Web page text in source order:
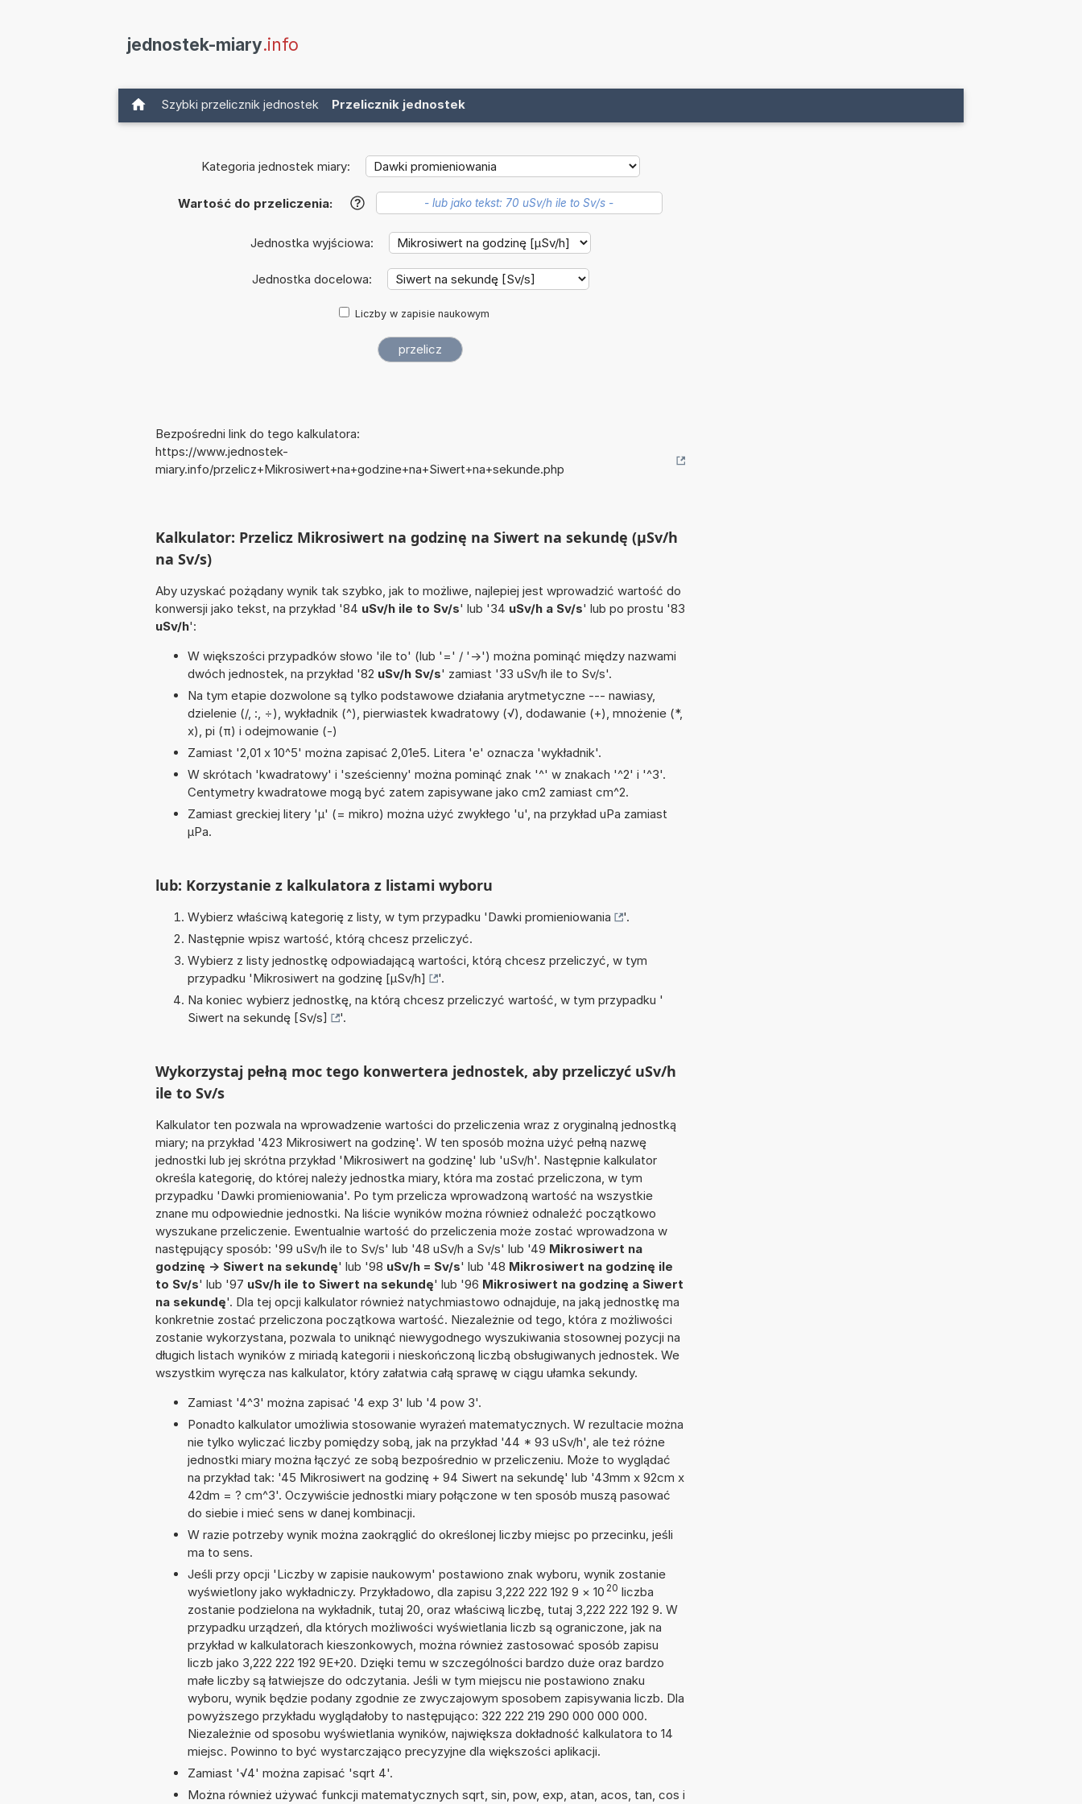
jednostek-miary.info
Szybki przelicznik jednostek Przelicznik jednostek
Kategoria jednostek miary:
Wartość do przeliczenia: ?
Jednostka wyjściowa:
Jednostka docelowa:
Liczby w zapisie naukowym
Bezpośredni link do tego kalkulatora:
https://www.jednostek-
miary.info/przelicz+Mikrosiwert+na+godzine+na+Siwert+na+sekunde.php
Kalkulator: Przelicz Mikrosiwert na godzinę na Siwert na sekundę (µSv/h
na Sv/s)
Aby uzyskać pożądany wynik tak szybko, jak to możliwe, najlepiej jest wprowadzić wartość do
konwersji jako tekst, na przykład '84 uSv/h ile to Sv/s' lub '34 uSv/h a Sv/s' lub po prostu '83
uSv/h':
W większości przypadków słowo 'ile to' (lub '=' / '->') można pominąć między nazwami
dwóch jednostek, na przykład '82 uSv/h Sv/s' zamiast '33 uSv/h ile to Sv/s'.
Na tym etapie dozwolone są tylko podstawowe działania arytmetyczne --- nawiasy,
dzielenie (/, :, ÷), wykładnik (^), pierwiastek kwadratowy (√), dodawanie (+), mnożenie (*,
x), pi (π) i odejmowanie (-)
Zamiast '2,01 x 10^5' można zapisać 2,01e5. Litera 'e' oznacza 'wykładnik'.
W skrótach 'kwadratowy' i 'sześcienny' można pominąć znak '^' w znakach '^2' i '^3'.
Centymetry kwadratowe mogą być zatem zapisywane jako cm2 zamiast cm^2.
Zamiast greckiej litery 'µ' (= mikro) można użyć zwykłego 'u', na przykład uPa zamiast
µPa.
lub: Korzystanie z kalkulatora z listami wyboru
Wybierz właściwą kategorię z listy, w tym przypadku 'Dawki promieniowania
'.
Następnie wpisz wartość, którą chcesz przeliczyć.
Wybierz z listy jednostkę odpowiadającą wartości, którą chcesz przeliczyć, w tym
przypadku 'Mikrosiwert na godzinę [µSv/h]
'.
Na koniec wybierz jednostkę, na którą chcesz przeliczyć wartość, w tym przypadku '
Siwert na sekundę [Sv/s]
'.
Wykorzystaj pełną moc tego konwertera jednostek, aby przeliczyć uSv/h
ile to Sv/s
Kalkulator ten pozwala na wprowadzenie wartości do przeliczenia wraz z oryginalną jednostką
miary; na przykład '423 Mikrosiwert na godzinę'. W ten sposób można użyć pełną nazwę
jednostki lub jej skrótna przykład 'Mikrosiwert na godzinę' lub 'uSv/h'. Następnie kalkulator
określa kategorię, do której należy jednostka miary, która ma zostać przeliczona, w tym
przypadku 'Dawki promieniowania'. Po tym przelicza wprowadzoną wartość na wszystkie
znane mu odpowiednie jednostki. Na liście wyników można również odnaleźć początkowo
wyszukane przeliczenie. Ewentualnie wartość do przeliczenia może zostać wprowadzona w
następujący sposób: '99 uSv/h ile to Sv/s' lub '48 uSv/h a Sv/s' lub '49 Mikrosiwert na
godzinę -> Siwert na sekundę' lub '98 uSv/h = Sv/s' lub '48 Mikrosiwert na godzinę ile
to Sv/s' lub '97 uSv/h ile to Siwert na sekundę' lub '96 Mikrosiwert na godzinę a Siwert
na sekundę'. Dla tej opcji kalkulator również natychmiastowo odnajduje, na jaką jednostkę ma
konkretnie zostać przeliczona początkowa wartość. Niezależnie od tego, która z możliwości
zostanie wykorzystana, pozwala to uniknąć niewygodnego wyszukiwania stosownej pozycji na
długich listach wyników z miriadą kategorii i nieskończoną liczbą obsługiwanych jednostek. We
wszystkim wyręcza nas kalkulator, który załatwia całą sprawę w ciągu ułamka sekundy.
Zamiast '4^3' można zapisać '4 exp 3' lub '4 pow 3'.
Ponadto kalkulator umożliwia stosowanie wyrażeń matematycznych. W rezultacie można
nie tylko wyliczać liczby pomiędzy sobą, jak na przykład '44 * 93 uSv/h', ale też różne
jednostki miary można łączyć ze sobą bezpośrednio w przeliczeniu. Może to wyglądać
na przykład tak: '45 Mikrosiwert na godzinę + 94 Siwert na sekundę' lub '43mm x 92cm x
42dm = ? cm^3'. Oczywiście jednostki miary połączone w ten sposób muszą pasować
do siebie i mieć sens w danej kombinacji.
W razie potrzeby wynik można zaokrąglić do określonej liczby miejsc po przecinku, jeśli
ma to sens.
Jeśli przy opcji 'Liczby w zapisie naukowym' postawiono znak wyboru, wynik zostanie
wyświetlony jako wykładniczy. Przykładowo, dla zapisu 3,222 222 192 9 × 10 20 liczba
zostanie podzielona na wykładnik, tutaj 20, oraz właściwą liczbę, tutaj 3,222 222 192 9. W
przypadku urządzeń, dla których możliwości wyświetlania liczb są ograniczone, jak na
przykład w kalkulatorach kieszonkowych, można również zastosować sposób zapisu
liczb jako 3,222 222 192 9E+20. Dzięki temu w szczególności bardzo duże oraz bardzo
małe liczby są łatwiejsze do odczytania. Jeśli w tym miejscu nie postawiono znaku
wyboru, wynik będzie podany zgodnie ze zwyczajowym sposobem zapisywania liczb. Dla
powyższego przykładu wyglądałoby to następująco: 322 222 219 290 000 000 000.
Niezależnie od sposobu wyświetlania wyników, największa dokładność kalkulatora to 14
miejsc. Powinno to być wystarczająco precyzyjne dla większości aplikacji.
Zamiast '√4' można zapisać 'sqrt 4'.
Można również używać funkcji matematycznych sqrt, sin, pow, exp, atan, acos, tan, cos i